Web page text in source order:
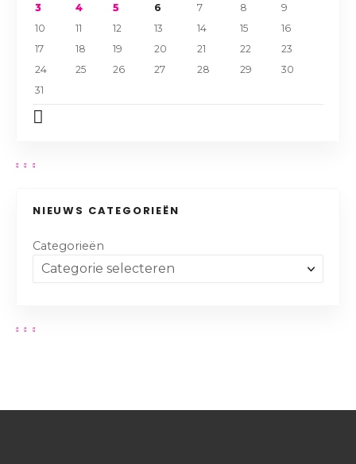
3
4 5 6 7 8
9
10
11 12 13 14 15
16
17
18 19 20 21 22
23
24
25 26 27 28 29
30
31
NIEUWS CATEGORIEËN
Categorieën